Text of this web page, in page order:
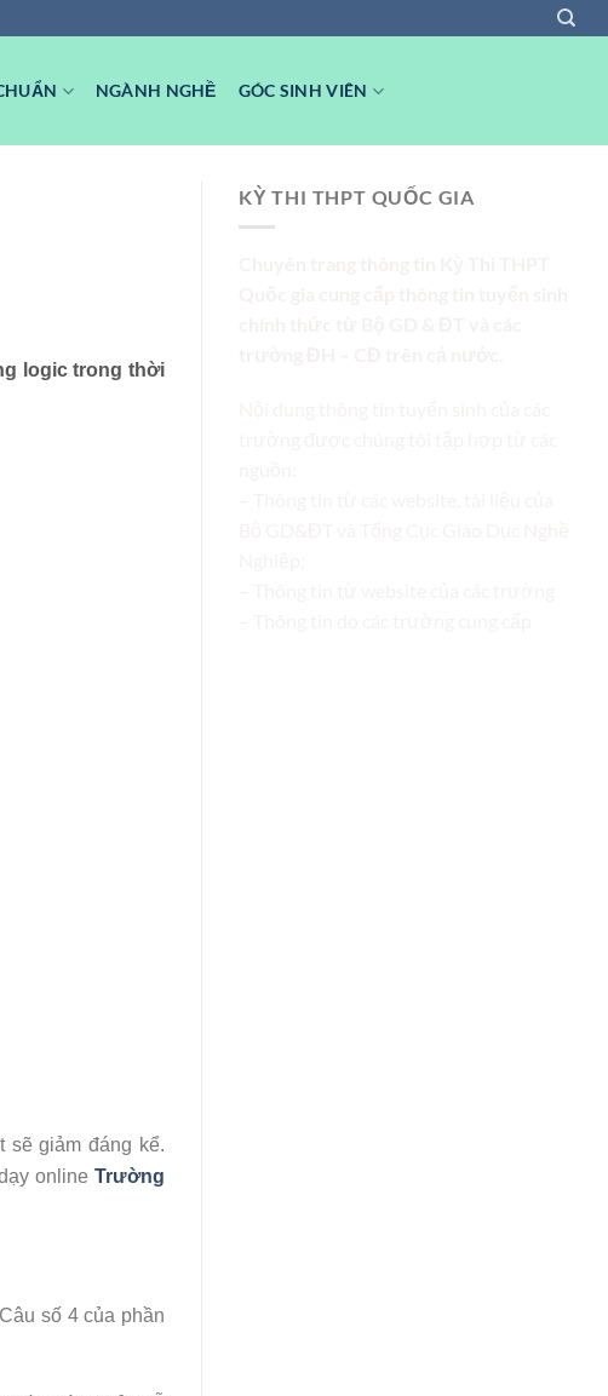
NGÀNH NGHỀ GÓC SINH VIÊN
logic trong thời
sẽ giảm đáng kể.
online Trường
số 4 của phần
KỲ THI THPT QUỐC GIA